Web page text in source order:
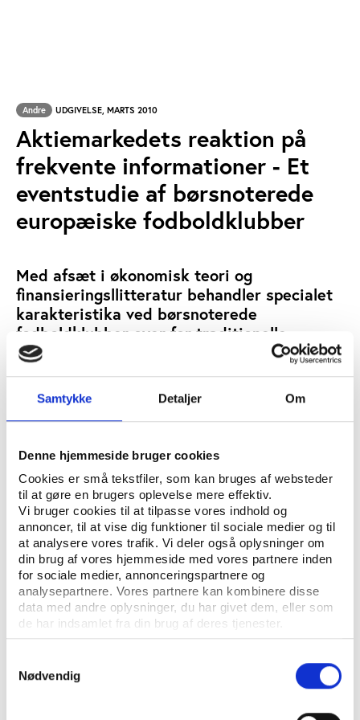
Samtykke Detaljer Om
Denne hjemmeside bruger cookies
Cookies er små tekstfiler, som kan bruges af websteder
til at gøre en brugers oplevelse mere effektiv.
Vi bruger cookies til at tilpasse vores indhold og
annoncer, til at vise dig funktioner til sociale medier og til
at analysere vores trafik. Vi deler også oplysninger om
din brug af vores hjemmeside med vores partnere inden
for sociale medier, annonceringspartnere og
analysepartnere. Vores partnere kan kombinere disse
data med andre oplysninger, du har givet dem, eller som
de har indsamlet fra din brug af deres tjenester.
Nødvendig
Andre UDGIVELSE, MARTS 2010
Aktiemarkedets reaktion på
frekvente informationer - Et
eventstudie af børsnoterede
europæiske fodboldklubber
Med afsæt i økonomisk teori og
finansieringsllitteratur behandler specialet
karakteristika ved børsnoterede
fodboldklubber over for traditionelle
virksomheder. Herunder beskæftiger
specialet sig med, hvorledes investorer i
fodboldklubber reagerer på resultaterne på
fodboldbanen.
SPORTSØKONOMI
ÅBN RAPPORT
UDGIVER: SCHOOL OF ECONOMICS AND MANAGEMENT
REKVIRENT: ÅRHUS UNIVERSITET